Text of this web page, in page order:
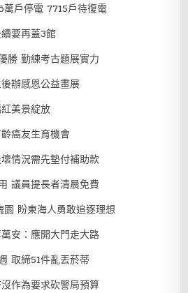
戶停電 7715戶待復電
要再蓋3館
勝 勤練考古題展實力
辦感恩公益畫展
美景綻放
癌友生育機會
情況需先墊付補助款
議員提長者清晨免費
盼東海人勇敢追逐理想
安：應開大門走大路
取締51件亂丟菸蒂
作為要求砍警局預算